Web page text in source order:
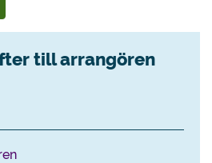
till arrangören